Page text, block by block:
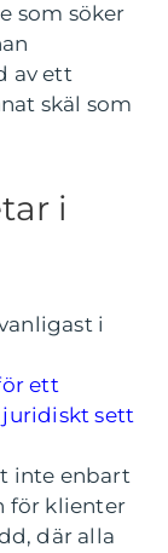
som söker
av ett
skäl som
i
i
ett
sett
inte enbart
för klienter
där alla